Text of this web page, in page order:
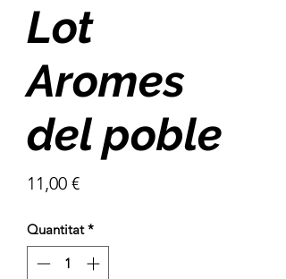
Lot
Aromes
del poble
11,00 €Price
Quantitat *